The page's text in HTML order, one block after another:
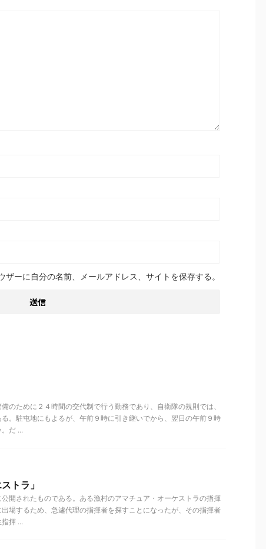
ーに自分の名前、メールアドレス、サイトを保存する。
のために２４時間の交代制で行う勤務であり、自衛隊の規則では、
。駐屯地にもよるが、午前９時に引き継いでから、翌日の午前９時
だ ...
トラ」
開されたものである。ある漁村のアマチュア・オーケストラの指揮
場するため、急遽代理の指揮者を探すことになったが、その指揮者
揮 ...